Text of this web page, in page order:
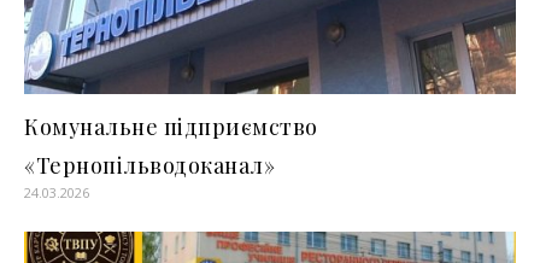
Комунальне підприємство
«Тернопільводоканал»
24.03.2026